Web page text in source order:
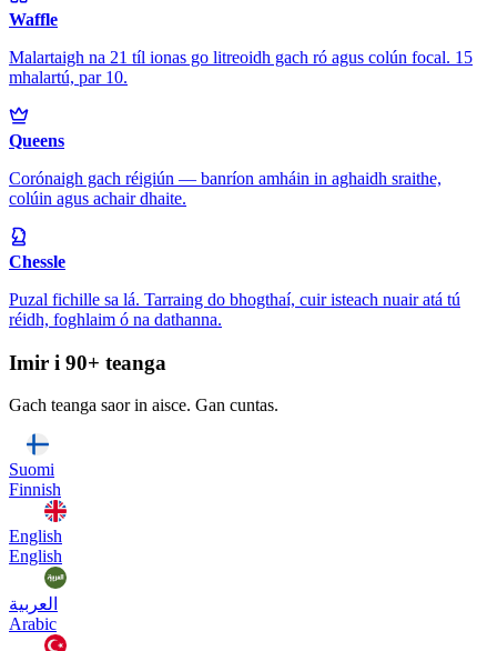
Waffle
Malartaigh na 21 tíl ionas go litreoidh gach ró agus colún focal. 15
mhalartú, par 10.
Queens
Corónaigh gach réigiún — banríon amháin in aghaidh sraithe,
colúin agus achair dhaite.
Chessle
Puzal fichille sa lá. Tarraing do bhogthaí, cuir isteach nuair atá tú
réidh, foghlaim ó na dathanna.
Imir i 90+ teanga
Gach teanga saor in aisce. Gan cuntas.
Suomi
Finnish
English
English
العربية
Arabic